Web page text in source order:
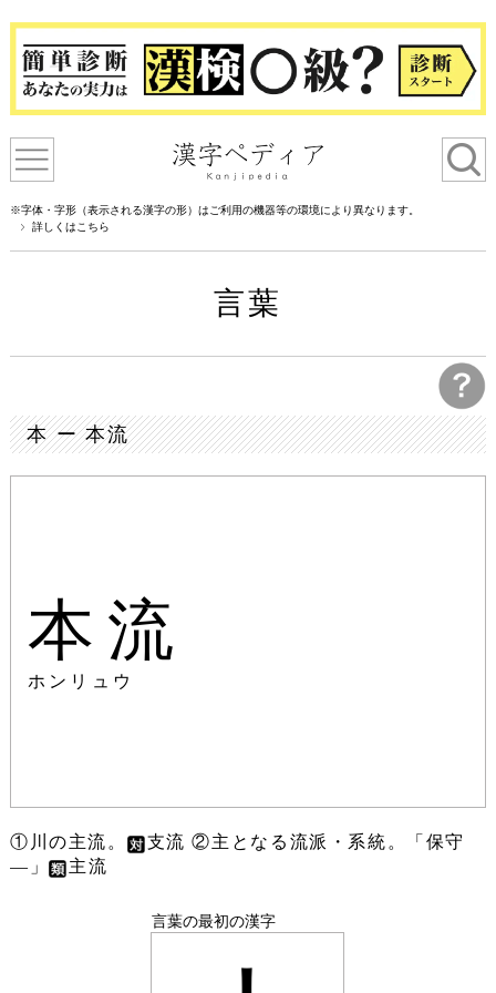
※字体・字形（表示される漢字の形）はご利用の機器等の環境により異なります。
詳しくはこちら
言葉
本 ー 本流
本流
ホンリュウ
①川の主流。
支流 ②主となる流派・系統。「保守
―」
主流
言葉の最初の漢字